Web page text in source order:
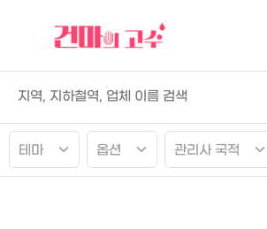
테마 옵션 관리사 국적